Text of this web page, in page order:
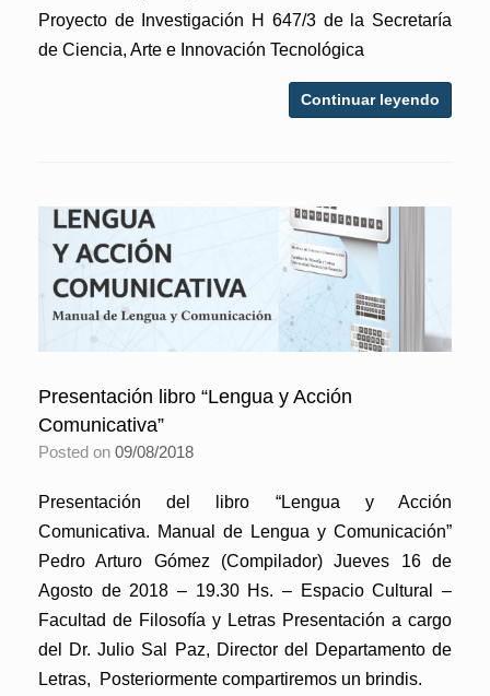
Proyecto de Investigación H 647/3 de la Secretaría
de Ciencia, Arte e Innovación Tecnológica
Continuar leyendo
Presentación libro “Lengua y Acción
Comunicativa”
Posted on 09/08/2018
Presentación del libro “Lengua y Acción
Comunicativa. Manual de Lengua y Comunicación”
Pedro Arturo Gómez (Compilador) Jueves 16 de
Agosto de 2018 – 19.30 Hs. – Espacio Cultural –
Facultad de Filosofía y Letras Presentación a cargo
del Dr. Julio Sal Paz, Director del Departamento de
Letras, Posteriormente compartiremos un brindis.